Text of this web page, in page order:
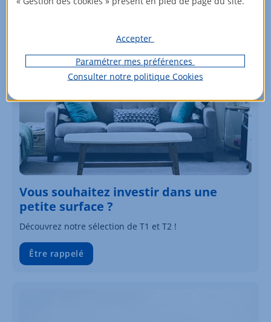
Vous souhaitez investir dans une
petite surface ?
Découvrez notre sélection de T1 et T2 !
Être rappelé
Accepter
Paramétrer mes préférences
Consulter notre politique Cookies